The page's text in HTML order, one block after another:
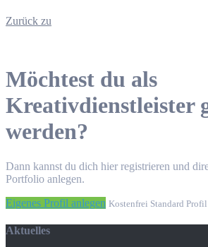
Zurück zu
Möchtest du als
Kreativdienstleister
werden?
Dann kannst du dich hier registrieren und
Portfolio anlegen.
Eigenes Profil anlegen Kostenfrei Standard Profil
Aktuelles